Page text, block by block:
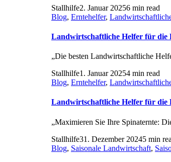
Stallhilfe2. Januar 20256 min read
Blog, Erntehelfer,
Landwirtschaftliche Helfer für die
„Die besten Landwirtschaftliche
Stallhilfe1. Januar 20254 min read
Blog, Erntehelfer,
Landwirtschaftliche Helfer für die
„Maximieren Sie Ihre Spinaternte:
Stallhilfe31. Dezember 20245 min
Blog, Saisonale Landwirtschaft,